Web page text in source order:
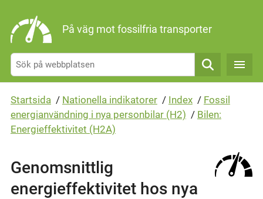
På väg mot fossilfria transporter
Sök
Startsida / Nationella indikatorer / Index / Fossil
energianvändning i nya personbilar (H2) / Bilen:
Energieffektivitet (H2A)
Genomsnittlig
energieffektivitet hos nya